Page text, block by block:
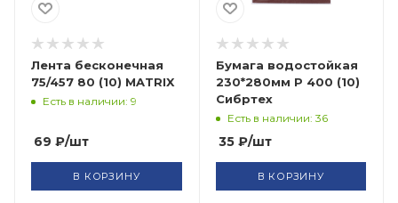
Лента бесконечная
75/457 80 (10) MATRIX
Есть в наличии: 9
69 ₽/шт
В КОРЗИНУ
Бумага водостойкая
230*280мм Р 400 (10)
Сибртех
Есть в наличии: 36
35₽/шт
В КОРЗИНУ